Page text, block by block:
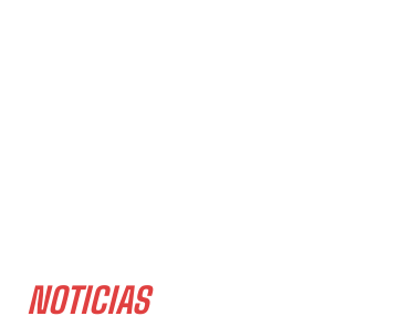
NOTICIAS